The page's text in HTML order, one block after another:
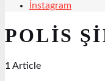
İnstagram
POLIS
1 Article